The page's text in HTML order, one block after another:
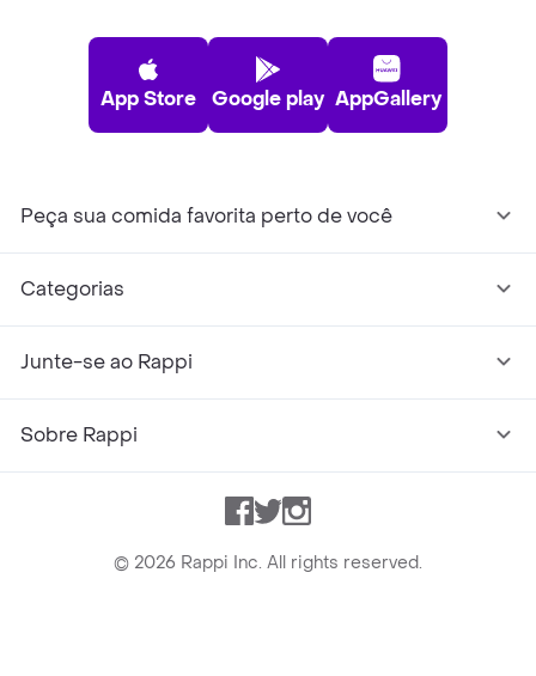
App Store Google play AppGallery
Peça sua comida favorita perto de você
Categorias
Junte-se ao Rappi
Sobre Rappi
Facebook
TwitterInstagram
© 2026 Rappi Inc. All rights reserved.